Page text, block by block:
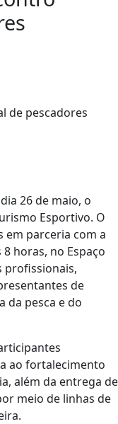
26 de maio, o
Esportivo. O
em parceria com a
horas, no Espaço
profissionais,
de
da pesca e do
ao fortalecimento
além da entrega de
meio de linhas de